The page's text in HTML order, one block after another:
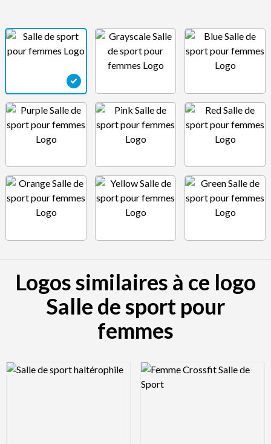
Logos similaires à ce logo
Salle de sport pour
femmes
Logo Preview Image Logo Preview Image